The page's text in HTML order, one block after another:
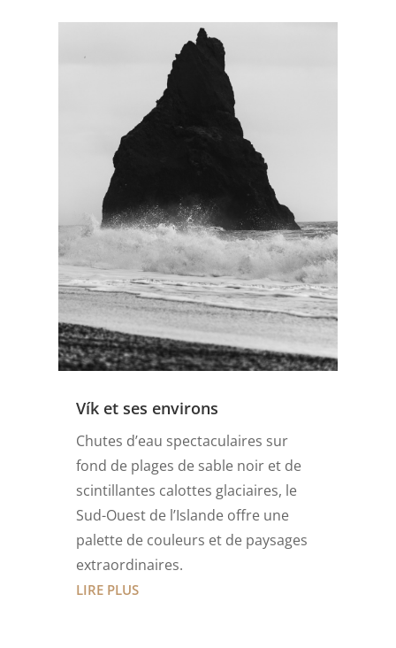
Vík et ses environs
Chutes d’eau spectaculaires sur
fond de plages de sable noir et de
scintillantes calottes glaciaires, le
Sud-Ouest de l’Islande offre une
palette de couleurs et de paysages
extraordinaires.
LIRE PLUS